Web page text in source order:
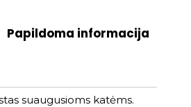
Papildoma informacija
suaugusioms katėms.